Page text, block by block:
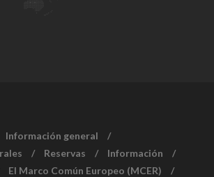
Información general
/
/ Reservas / Información
/
El Marco Común Europeo (MCER)
/